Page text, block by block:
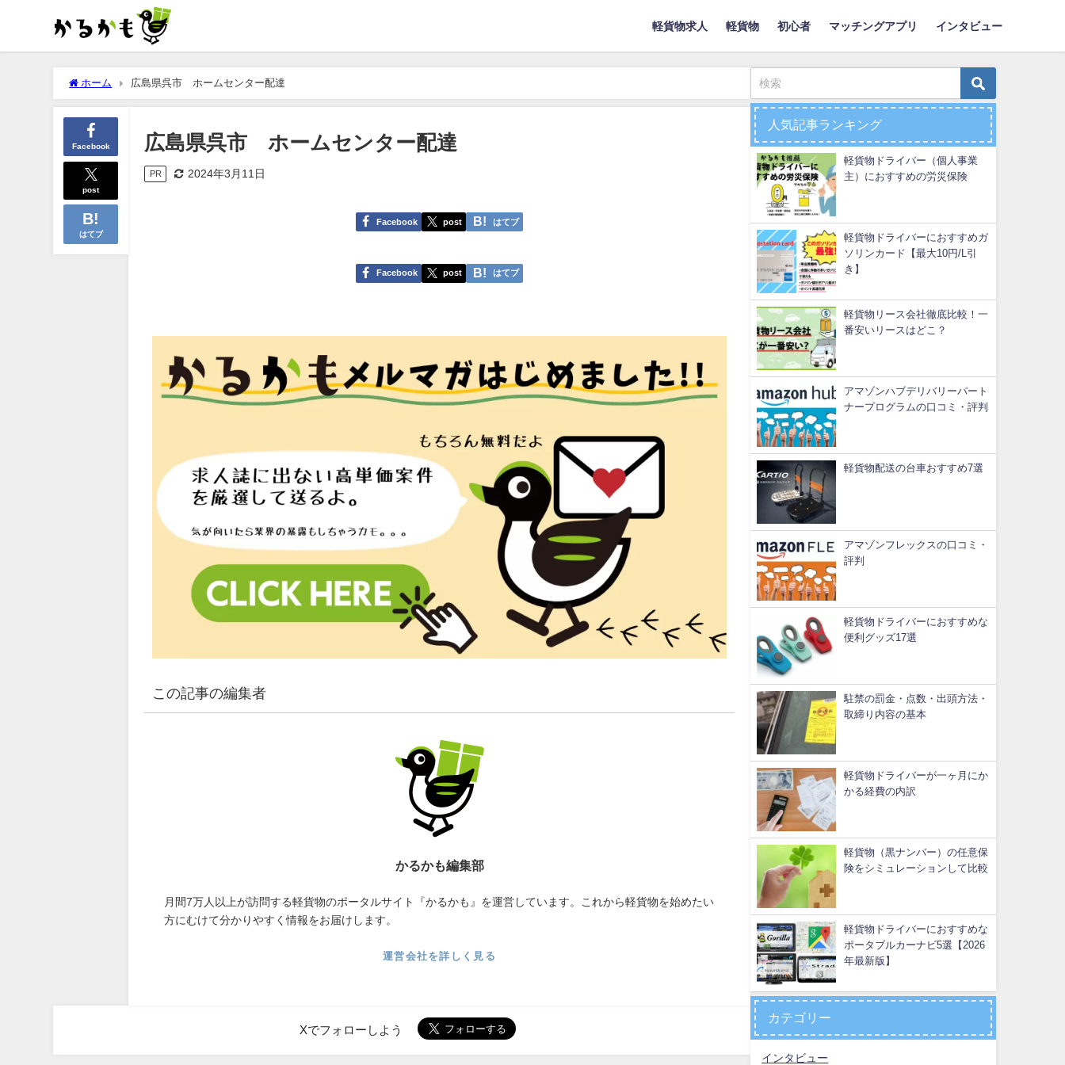
軽貨物求人 軽貨物 初心者 マッチングアプリ インタビュー
ホーム 広島県呉市 ホームセンター配達
Facebook
post
はてブ
広島県呉市 ホームセンター配達
PR 2024年3月11日
Facebook post はてブ
Facebook post はてブ
この記事の編集者
かるかも編集部
月間7万人以上が訪問する軽貨物のポータルサイト『かるかも』を運営しています。これから軽貨物を始めたい
方にむけて分かりやすく情報をお届けします。
運営会社を詳しく見る
Xでフォローしよう
人気記事ランキング
軽貨物ドライバー（個人事業
主）におすすめの労災保険
軽貨物ドライバーにおすすめガ
ソリンカード【最大10円/L引
き】
軽貨物リース会社徹底比較！一
番安いリースはどこ？
アマゾンハブデリバリーパート
ナープログラムの口コミ・評判
軽貨物配送の台車おすすめ7選
アマゾンフレックスの口コミ・
評判
軽貨物ドライバーにおすすめな
便利グッズ17選
駐禁の罰金・点数・出頭方法・
取締り内容の基本
軽貨物ドライバーが一ヶ月にか
かる経費の内訳
軽貨物（黒ナンバー）の任意保
険をシミュレーションして比較
軽貨物ドライバーにおすすめな
ポータブルカーナビ5選【2026
年最新版】
カテゴリー
インタビュー